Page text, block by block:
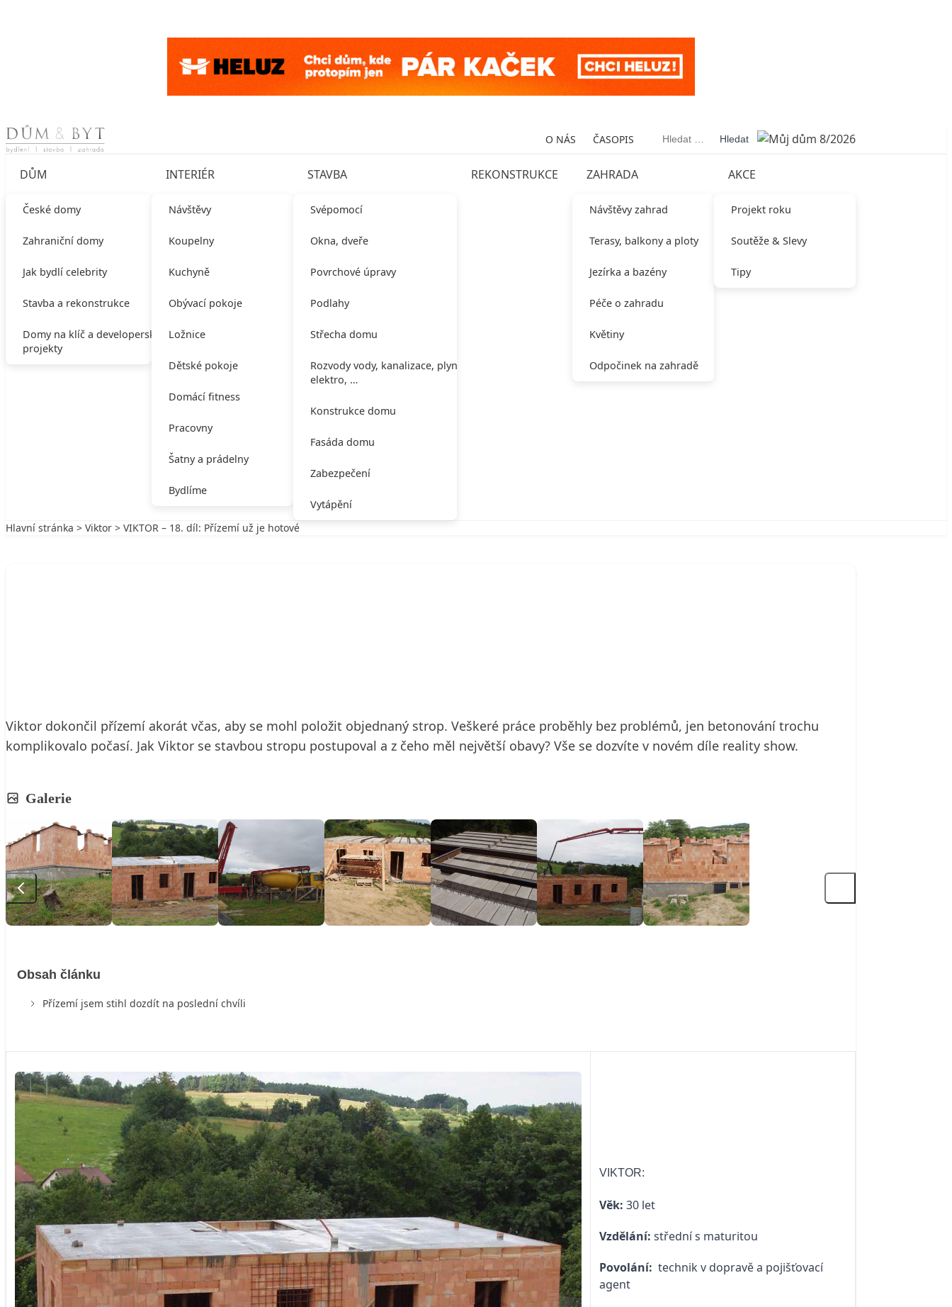
Skip to content O NÁS ČASOPIS Vyhledávání
DŮM
České domy
Zahraniční domy
Jak bydlí celebrity
Stavba a rekonstrukce
Domy na klíč a developerské
projekty
INTERIÉR
Návštěvy
Koupelny
Kuchyně
Obývací pokoje
Ložnice
Dětské pokoje
Domácí fitness
Pracovny
Šatny a prádelny
Bydlíme
STAVBA
Svépomocí
Okna, dveře
Povrchové úpravy
Podlahy
Střecha domu
Rozvody vody, kanalizace, plynu,
elektro, …
Konstrukce domu
Fasáda domu
Zabezpečení
Vytápění
REKONSTRUKCE ZAHRADA
Návštěvy zahrad
Terasy, balkony a ploty
Jezírka a bazény
Péče o zahradu
Květiny
Odpočinek na zahradě
AKCE
Projekt roku
Soutěže & Slevy
Tipy
Hlavní stránka > Viktor > VIKTOR – 18. díl: Přízemí už je hotové
Viktor dokončil přízemí akorát včas, aby se mohl položit objednaný strop. Veškeré práce proběhly bez problémů, jen betonování trochu
komplikovalo počasí. Jak Viktor se stavbou stropu postupoval a z čeho měl největší obavy? Vše se dozvíte v novém díle reality show.
Galerie
Obsah článku
Přízemí jsem stihl dozdít na poslední chvíli
VIKTOR:
Věk: 30 let
Vzdělání: střední s maturitou
Povolání: technik v dopravě a pojišťovací
agent